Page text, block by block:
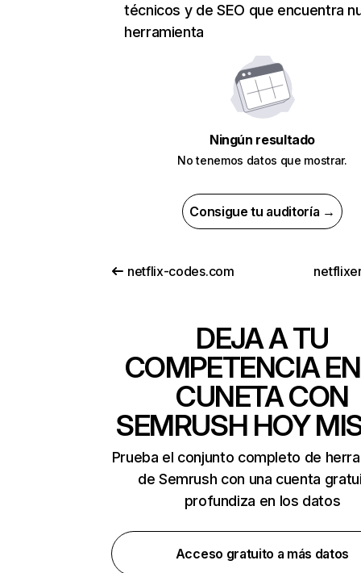
técnicos y de SEO que encuentra
herramienta
Ningún resultado
No tenemos datos que mostrar.
Consigue tu auditoría →
netflix-codes.com
DEJA A TU
COMPETENCIA
CUNETA CON
SEMRUSH HOY
Prueba el conjunto completo de
de Semrush con una cuenta
profundiza en los datos
Acceso gratuito a más datos